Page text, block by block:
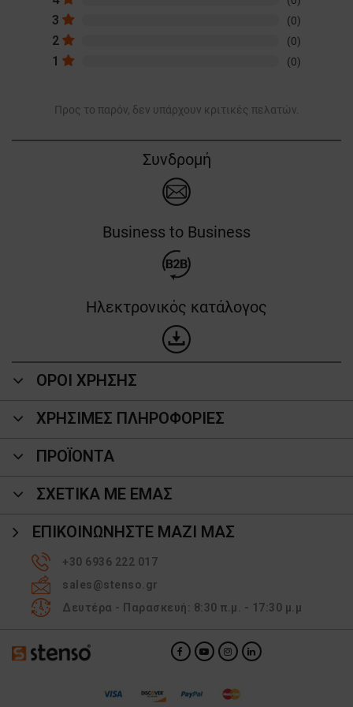
3 (0)
2 (0)
1 (0)
Προς το παρόν, δεν υπάρχουν κριτικές πελατών.
Συνδρομή
Business to Business
Ηλεκτρονικός κατάλογος
ΟΡΟΙ ΧΡΗΣΗΣ
ΧΡΗΣΙΜΕΣ ΠΛΗΡΟΦΟΡΙΕΣ
ΠΡΟΪΌΝΤΑ
ΣΧΕΤΙΚΑ ΜΕ ΕΜΑΣ
ΕΠΙΚΟΙΝΩΝΉΣΤΕ ΜΑΖΊ ΜΑΣ
+30 6936 222 017
sales@stenso.gr
Δευτέρα - Παρασκευή: 8:30 π.μ. - 17:30 μ.μ